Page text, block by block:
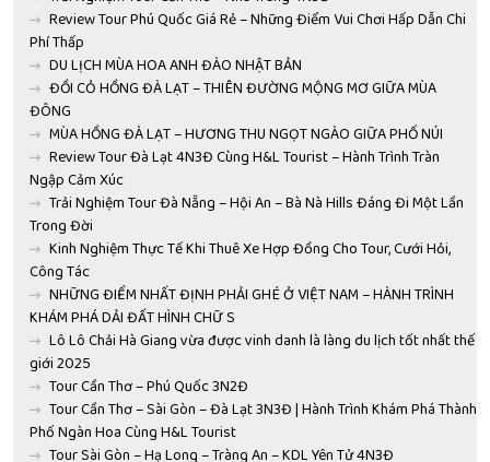
Review Tour Phú Quốc Giá Rẻ – Những Điểm Vui Chơi Hấp Dẫn Chi
Phí Thấp
DU LỊCH MÙA HOA ANH ĐÀO NHẬT BẢN
ĐỒI CỎ HỒNG ĐÀ LẠT – THIÊN ĐƯỜNG MỘNG MƠ GIỮA MÙA
ĐÔNG
MÙA HỒNG ĐÀ LẠT – HƯƠNG THU NGỌT NGÀO GIỮA PHỐ NÚI
Review Tour Đà Lạt 4N3Đ Cùng H&L Tourist – Hành Trình Tràn
Ngập Cảm Xúc
Trải Nghiệm Tour Đà Nẵng – Hội An – Bà Nà Hills Đáng Đi Một Lần
Trong Đời
Kinh Nghiệm Thực Tế Khi Thuê Xe Hợp Đồng Cho Tour, Cưới Hỏi,
Công Tác
NHỮNG ĐIỂM NHẤT ĐỊNH PHẢI GHÉ Ở VIỆT NAM – HÀNH TRÌNH
KHÁM PHÁ DẢI ĐẤT HÌNH CHỮ S
Lô Lô Chải Hà Giang vừa được vinh danh là làng du lịch tốt nhất thế
giới 2025
Tour Cần Thơ – Phú Quốc 3N2Đ
Tour Cần Thơ – Sài Gòn – Đà Lạt 3N3Đ | Hành Trình Khám Phá Thành
Phố Ngàn Hoa Cùng H&L Tourist
Tour Sài Gòn – Hạ Long – Tràng An – KDL Yên Tử 4N3Đ